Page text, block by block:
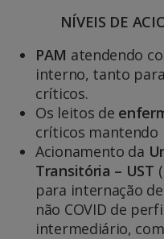
NÍVEIS DE
PAM atendendo
interno, tanto
críticos.
Os leitos de
críticos mantendo
Acionamento da
Transitória – UST
para internação
não COVID de
intermediário,